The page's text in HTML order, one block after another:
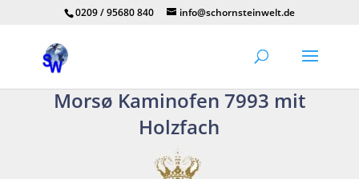
0209 / 95680 840 info@schornsteinwelt.de
Morsø Kaminofen 7993 mit
Holzfach